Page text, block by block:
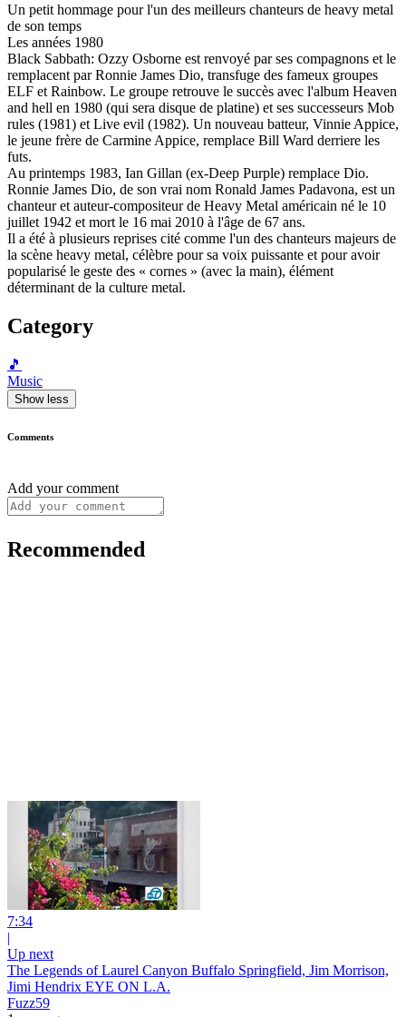
Un petit hommage pour l'un des meilleurs chanteurs de heavy metal
de son temps
Les années 1980
Black Sabbath: Ozzy Osborne est renvoyé par ses compagnons et le
remplacent par Ronnie James Dio, transfuge des fameux groupes
ELF et Rainbow. Le groupe retrouve le succès avec l'album Heaven
and hell en 1980 (qui sera disque de platine) et ses successeurs Mob
rules (1981) et Live evil (1982). Un nouveau batteur, Vinnie Appice,
le jeune frère de Carmine Appice, remplace Bill Ward derriere les
futs.
Au printemps 1983, Ian Gillan (ex-Deep Purple) remplace Dio.
Ronnie James Dio, de son vrai nom Ronald James Padavona, est un
chanteur et auteur-compositeur de Heavy Metal américain né le 10
juillet 1942 et mort le 16 mai 2010 à l'âge de 67 ans.
Il a été à plusieurs reprises cité comme l'un des chanteurs majeurs de
la scène heavy metal, célèbre pour sa voix puissante et pour avoir
popularisé le geste des « cornes » (avec la main), élément
déterminant de la culture metal.
Category
🎵
Music
Show less
Comments
Add your comment
Recommended
7:34
|
Up next
The Legends of Laurel Canyon Buffalo Springfield, Jim Morrison,
Jimi Hendrix EYE ON L.A.
Fuzz59